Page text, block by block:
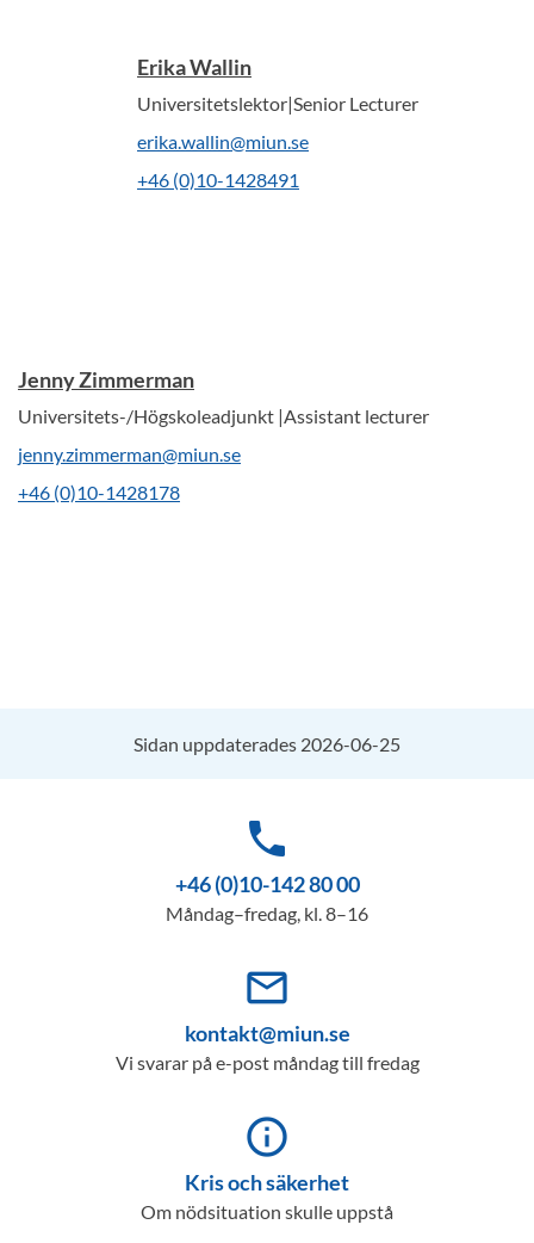
Erika Wallin
Universitetslektor|Senior Lecturer
erika.wallin@miun.se
+46 (0)10-1428491
Jenny Zimmerman
Universitets-/Högskoleadjunkt |Assistant lecturer
jenny.zimmerman@miun.se
+46 (0)10-1428178
Sidan uppdaterades 2026-06-25
phone
+46 (0)10-142 80 00
Måndag–fredag, kl. 8–16
mail_outline
kontakt@miun.se
Vi svarar på e-post måndag till fredag
info_outline
Kris och säkerhet
Om nödsituation skulle uppstå